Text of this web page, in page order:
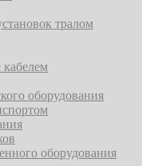
тралом
кабелем
оборудования
оборудования